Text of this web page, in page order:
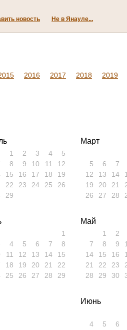
новость Не в Янауле...
2016 2017 2018 2019
1 2 3 4
5
8 9 10 11
12
15 16 17 18
19
22 23 24 25
26
29
Март
5
6 7
12
13 14
19
20 21
26
27 28
1
4 5 6 7
8
11 12 13 14
15
18 19 20 21
22
25 26 27 28
29
Май
1 2
7
8 9
14
15 16
21
22 23
28
29 30
Июнь
4
5 6